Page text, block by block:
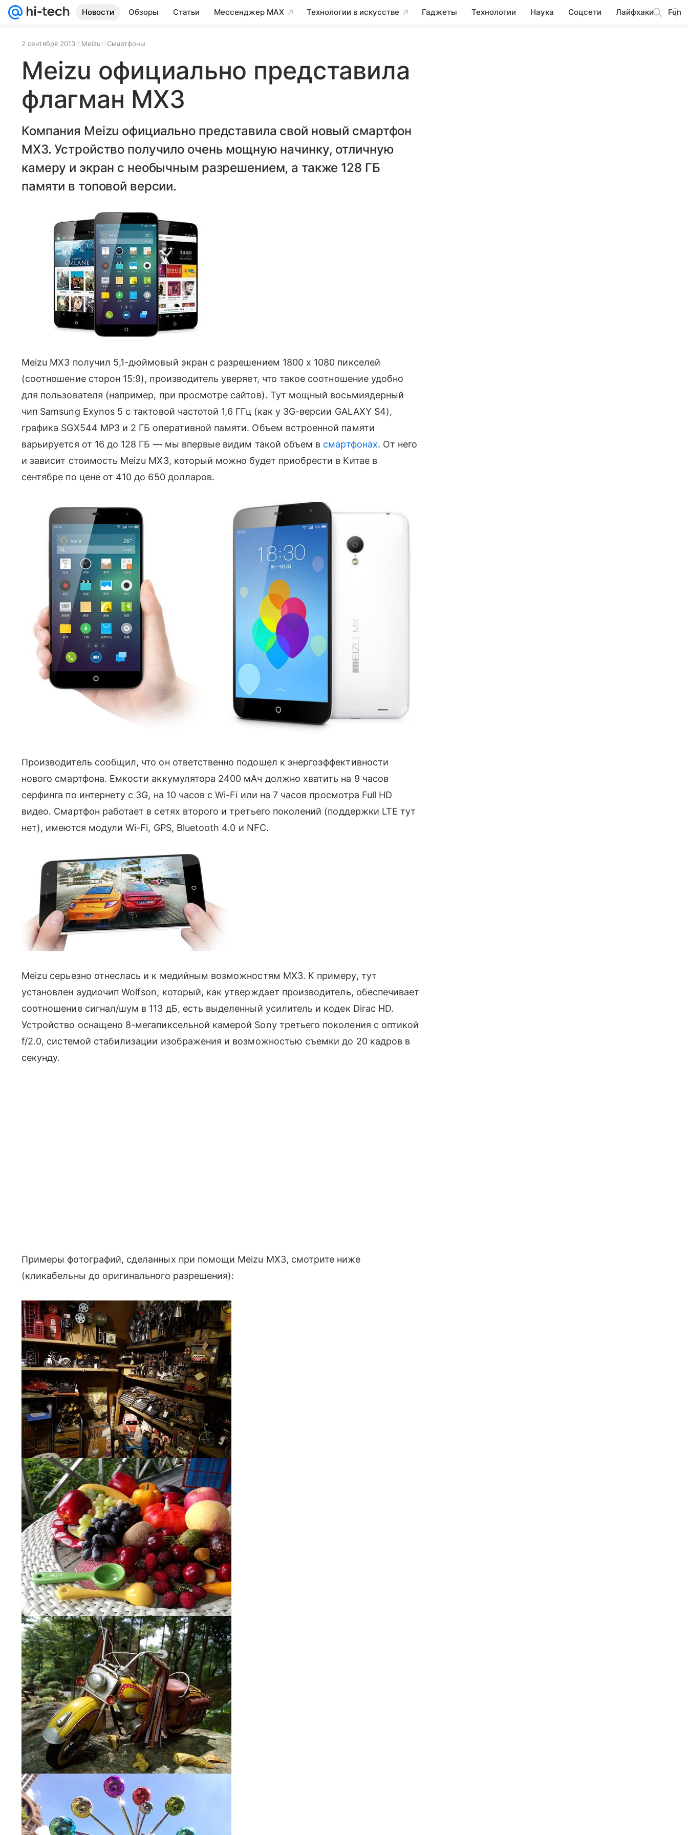
Новости Обзоры Статьи Мессенджер MAX Технологии в искусстве Гаджеты Технологии Наука Соцсети Лайфхаки Fun
2 сентября 2013 Meizu Смартфоны
Meizu официально представила
флагман MX3
Компания Meizu официально представила свой новый смартфон
MX3. Устройство получило очень мощную начинку, отличную
камеру и экран с необычным разрешением, а также 128 ГБ
памяти в топовой версии.
Meizu MX3 получил 5,1-дюймовый экран с разрешением 1800 x 1080 пикселей
(соотношение сторон 15:9), производитель уверяет, что такое соотношение удобно
для пользователя (например, при просмотре сайтов). Тут мощный восьмиядерный
чип Samsung Exynos 5 с тактовой частотой 1,6 ГГц (как у 3G-версии GALAXY S4),
графика SGX544 MP3 и 2 ГБ оперативной памяти. Объем встроенной памяти
варьируется от 16 до 128 ГБ — мы впервые видим такой объем в смартфонах. От него
и зависит стоимость Meizu MX3, который можно будет приобрести в Китае в
сентябре по цене от 410 до 650 долларов.
Производитель сообщил, что он ответственно подошел к энергоэффективности
нового смартфона. Емкости аккумулятора 2400 мАч должно хватить на 9 часов
серфинга по интернету с 3G, на 10 часов с Wi-Fi или на 7 часов просмотра Full HD
видео. Смартфон работает в сетях второго и третьего поколений (поддержки LTE тут
нет), имеются модули Wi-Fi, GPS, Bluetooth 4.0 и NFC.
Meizu серьезно отнеслась и к медийным возможностям MX3. К примеру, тут
установлен аудиочип Wolfson, который, как утверждает производитель, обеспечивает
соотношение сигнал/шум в 113 дБ, есть выделенный усилитель и кодек Dirac HD.
Устройство оснащено 8-мегапиксельной камерой Sony третьего поколения с оптикой
f/2.0, системой стабилизации изображения и возможностью съемки до 20 кадров в
секунду.
Примеры фотографий, сделанных при помощи Meizu MX3, смотрите ниже
(кликабельны до оригинального разрешения):